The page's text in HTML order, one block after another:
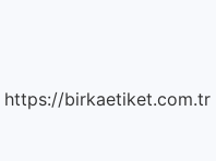
https://birkaetiket.com.tr